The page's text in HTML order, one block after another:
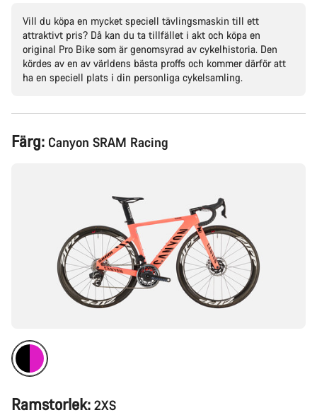
Vill du köpa en mycket speciell tävlingsmaskin till ett
attraktivt pris? Då kan du ta tillfället i akt och köpa en
original Pro Bike som är genomsyrad av cykelhistoria. Den
kördes av en av världens bästa proffs och kommer därför att
ha en speciell plats i din personliga cykelsamling.
Produktkonfiguration
Färg: Canyon SRAM Racing
Ramstorlek: 2XS